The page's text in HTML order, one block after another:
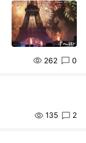
262 0
135 2